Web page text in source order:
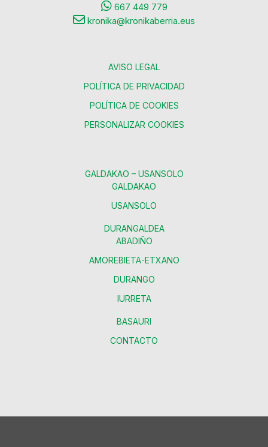
667 449 779
kronika@kronikaberria.eus
AVISO LEGAL
POLÍTICA DE PRIVACIDAD
POLÍTICA DE COOKIES
PERSONALIZAR COOKIES
GALDAKAO – USANSOLO
GALDAKAO
USANSOLO
DURANGALDEA
ABADIÑO
AMOREBIETA-ETXANO
DURANGO
IURRETA
BASAURI
CONTACTO